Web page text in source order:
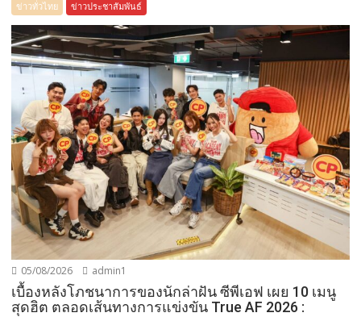
ข่าวทั่วไทย ข่าวประชาสัมพันธ์
05/08/2026 admin1
เบื้องหลังโภชนาการของนักล่าฝัน ซีพีเอฟ เผย 10 เมนู
สุดฮิต ตลอดเส้นทางการแข่งขัน True AF 2026 :